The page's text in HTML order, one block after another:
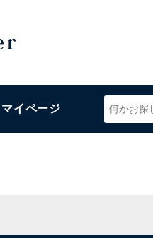
マイページ